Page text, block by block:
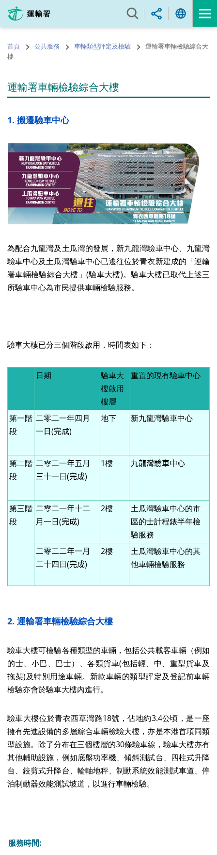
內
的
開
首頁 公共服務 車輛類型評定及檢驗
運輸署車輛檢驗綜合大
樓
運輸署車輛檢驗綜合大樓
1. 搬遷驗車中心
為配合九龍灣及土瓜灣的發展，新九龍灣驗車中心、九龍灣
驗車中心及土瓜灣驗車中心已遷往位於青衣新建成的「運輸
署車輛檢驗綜合大樓」(驗車大樓)。驗車大樓已取代上述三
所驗車中心為市民提供車輛檢驗服務。
驗車大樓已分三個階段啟用，時間表如下：
日期
驗車大
樓啟用
樓層
重置的現有驗車中心
第一階
段
二零二一年四月
一日(完成)
地下 新九龍灣驗車中心
第二階
段
二零二一年五月
三十一日(完成)
1樓 九龍灣驗車中心
第三階
段
二零二一年十二
月一日(完成)
2樓
土瓜灣驗車中心的市
區的士計程錶半年檢
驗服務
二零二二年一月
二十四日(完成)
2樓
土瓜灣驗車中心的其
他車輛檢驗服務
2. 運輸署車輛檢驗綜合大樓
驗車大樓可檢驗各種類型的車輛，包括公共載客車輛（例如
的士、小巴、巴士）、各類貨車(包括輕、中、重型貨車及
拖架)及特別用途車輛。新款車輛的類型評定及登記前車輛
檢驗亦會於驗車大樓內進行。
驗車大樓位於青衣西草灣路18號，佔地約3.4公頃，是一座
擁有先進設備的多層綜合車輛檢驗大樓，亦是本港首項同類
型設施。除了分布在三個樓層的30條驗車線，驗車大樓亦有
其他輔助設施，例如底盤功率機、傾斜測試台、四柱式升降
台、鉸剪式升降台、輪軸地秤、制動系統效能測試車道、停
泊制動器效能測試坡道，以進行車輛檢驗。
服務時間: